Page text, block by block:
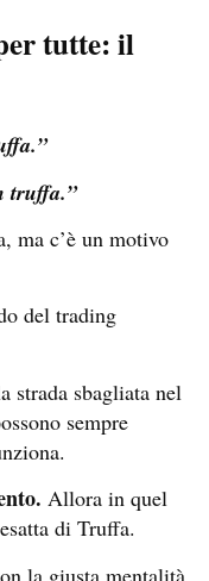
tutte: il
truffa.”
ma c’è un motivo
del trading
strada sbagliata nel
sempre
Allora in quel
di Truffa.
la giusta mentalità,